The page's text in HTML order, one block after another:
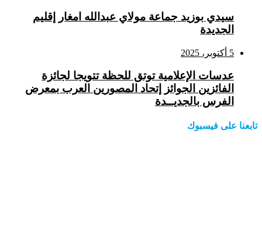
سيدي بوزيد جماعة مولاي عبدالله امغار إقليم
الجديدة
5 أكتوبر، 2025
عدسات الإعلامية توتق للحظة تتويجا لجائزة
الفائزين الجوائز إتحاد المصورين العرب بمعرض
الفرس بالجديــدة
تابعنا على فيسبوك